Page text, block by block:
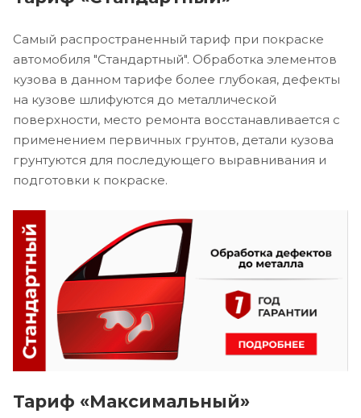
Самый распространенный тариф при покраске
автомобиля "Стандартный". Обработка элементов
кузова в данном тарифе более глубокая, дефекты
на кузове шлифуются до металлической
поверхности, место ремонта восстанавливается с
применением первичных грунтов, детали кузова
грунтуются для последующего выравнивания и
подготовки к покраске.
Тариф «Максимальный»